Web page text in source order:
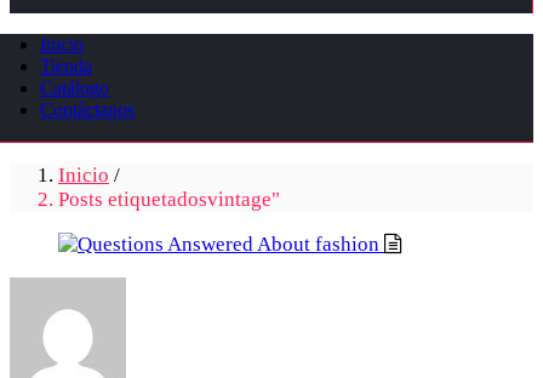
Inicio
Tienda
Catálogo
Contáctanos
Inicio /
Posts etiquetadosvintage"